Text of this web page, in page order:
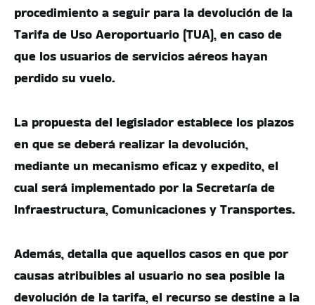
procedimiento a seguir para la devolución de la
Tarifa de Uso Aeroportuario (TUA), en caso de
que los usuarios de servicios aéreos hayan
perdido su vuelo.
La propuesta del legislador establece los plazos
en que se deberá realizar la devolución,
mediante un mecanismo eficaz y expedito, el
cual será implementado por la Secretaría de
Infraestructura, Comunicaciones y Transportes.
Además, detalla que aquellos casos en que por
causas atribuibles al usuario no sea posible la
devolución de la tarifa, el recurso se destine a la